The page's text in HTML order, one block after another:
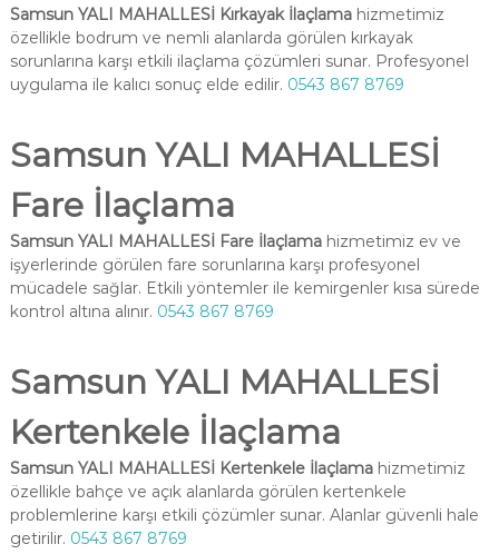
Samsun YALI MAHALLESİ Kırkayak İlaçlamahizmetimiz
özellikle bodrum ve nemli alanlarda görülen kırkayak
sorunlarına karşı etkili ilaçlama çözümleri sunar. Profesyonel
uygulama ile kalıcı sonuç elde edilir. 0543 867 8769
Samsun YALI MAHALLESİ
Fare İlaçlama
Samsun YALI MAHALLESİ Fare İlaçlamahizmetimiz ev ve
işyerlerinde görülen fare sorunlarına karşı profesyonel
mücadele sağlar. Etkili yöntemler ile kemirgenler kısa sürede
kontrol altına alınır. 0543 867 8769
Samsun YALI MAHALLESİ
Kertenkele İlaçlama
Samsun YALI MAHALLESİ Kertenkele İlaçlamahizmetimiz
özellikle bahçe ve açık alanlarda görülen kertenkele
problemlerine karşı etkili çözümler sunar. Alanlar güvenli hale
getirilir. 0543 867 8769